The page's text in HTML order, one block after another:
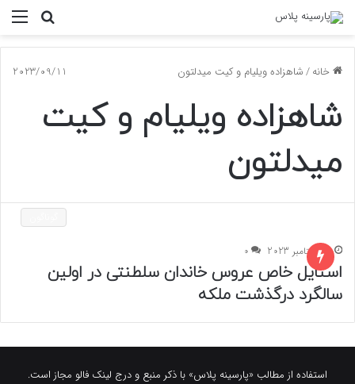
جستجو
خانه/شاهزاده ویلیام و کیت میدلتون 2023/09/11
شاهزاده ویلیام و کیت
میدلتون
11 سپتامبر 2023 0
استایل خاص عروس خاندان سلطنتی در اولین
سالگرد درگذشت ملکه
استفاده از مطالب «پارسینه پلاس» با ذکر منبع و درج لینک فالو مجاز است.